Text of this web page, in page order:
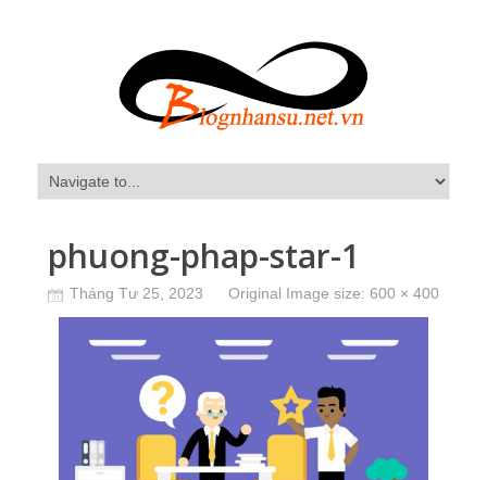
phuong-phap-star-1
Tháng Tư 25, 2023 Original Image size: 600 × 400